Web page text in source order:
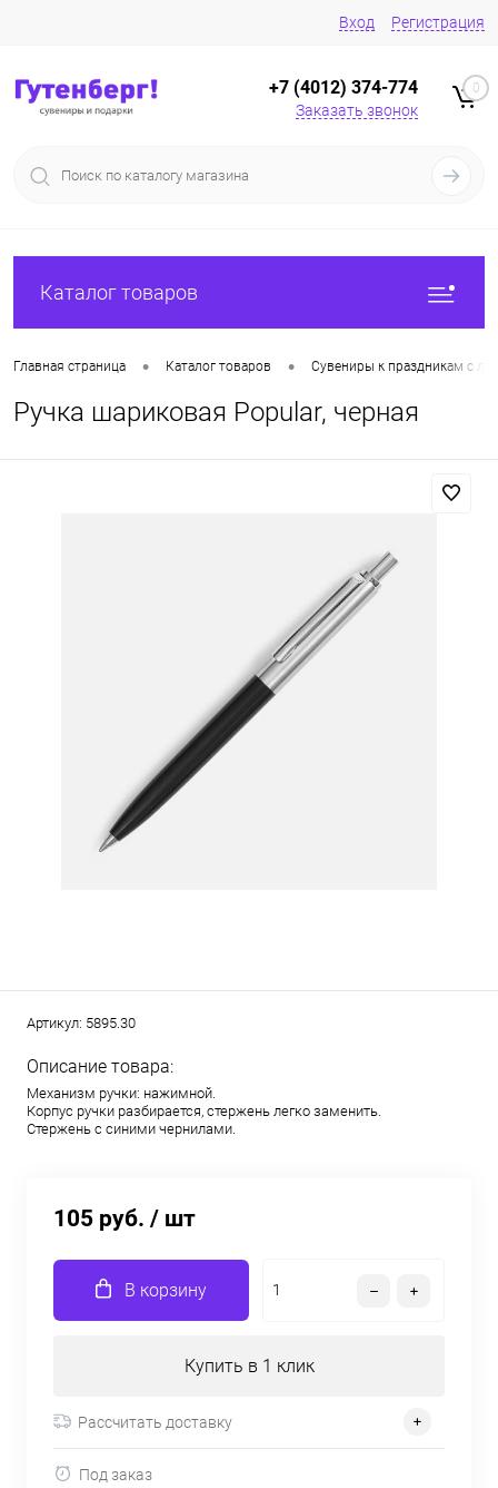
Вход Регистрация
+7 (4012) 374-774
Заказать звонок
0
Каталог товаров
Главная страница • Каталог товаров • Сувениры к праздникам с
Ручка шариковая Popular, черная
Артикул: 5895.30
Описание товара:
Механизм ручки: нажимной.
Корпус ручки разбирается, стержень легко заменить.
Стержень с синими чернилами.
105 руб. / шт
В корзину
Купить в 1 клик
Рассчитать доставку
Под заказ